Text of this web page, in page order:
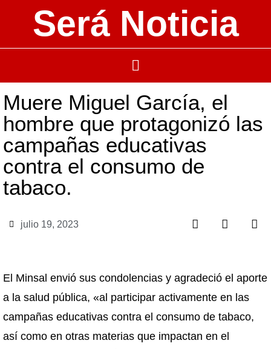
Será Noticia
Muere Miguel García, el
hombre que protagonizó las
campañas educativas
contra el consumo de
tabaco.
julio 19, 2023
El Minsal envió sus condolencias y agradeció el aporte
a la salud pública, «al participar activamente en las
campañas educativas contra el consumo de tabaco,
así como en otras materias que impactan en el